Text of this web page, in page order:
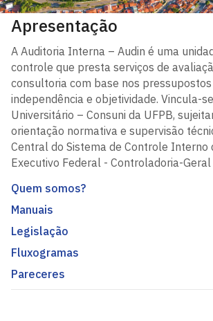
Apresentação
A Auditoria Interna – Audin é uma
controle que presta serviços de
consultoria com base nos pressupostos
independência e objetividade. Vincula-
Universitário – Consuni da UFPB,
orientação normativa e supervisão
Central do Sistema de Controle Interno
Executivo Federal - Controladoria-Geral
Quem somos?
Manuais
Legislação
Fluxogramas
Pareceres